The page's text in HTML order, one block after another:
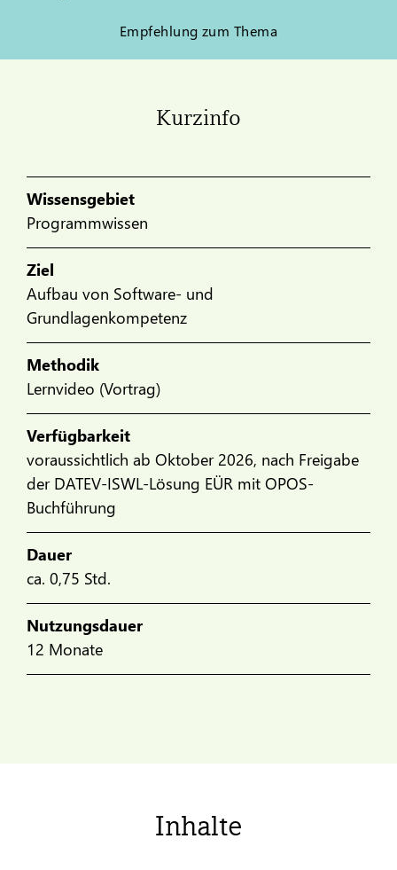
Empfehlung zum Thema
Kurzinfo
Wissensgebiet
Programmwissen
Ziel
Aufbau von Software- und
Grundlagenkompetenz
Methodik
Lernvideo (Vortrag)
Verfügbarkeit
voraussichtlich ab Oktober 2026, nach Freigabe
der DATEV-ISWL-Lösung EÜR mit OPOS-
Buchführung
Dauer
ca. 0,75 Std.
Nutzungsdauer
12 Monate
Inhalte